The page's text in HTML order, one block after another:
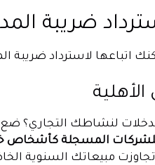
ضريبة
اتباعها لاسترداد ضريبة
لنشاطك التجاري؟ ضع
المسجلة كأشخاص